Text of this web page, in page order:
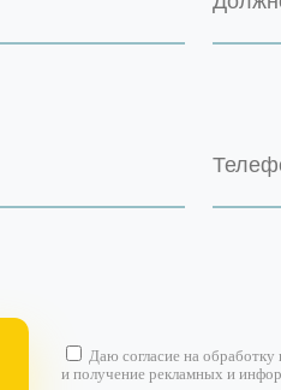
Даю согласие на обработку
и получение рекламных и